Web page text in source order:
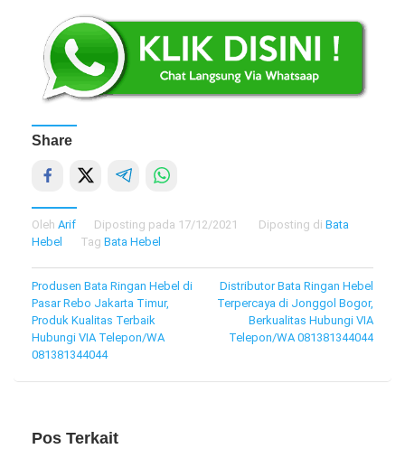
Share
Oleh Arif Diposting pada 17/12/2021 Diposting di Bata
Hebel
Tag Bata Hebel
Navigasi
pos
Produsen Bata Ringan Hebel di
Pasar Rebo Jakarta Timur,
Produk Kualitas Terbaik
Hubungi VIA Telepon/WA
081381344044
Distributor Bata Ringan Hebel
Terpercaya di Jonggol Bogor,
Berkualitas Hubungi VIA
Telepon/WA 081381344044
Pos Terkait